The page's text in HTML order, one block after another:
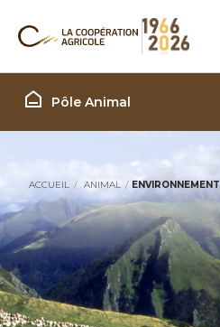
Filière Animal
Pôle Animal
ACCUEIL ANIMAL ENVIRONNEMENT